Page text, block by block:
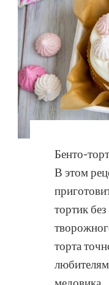
Бенто-
В этом
тортик
торта
любителям